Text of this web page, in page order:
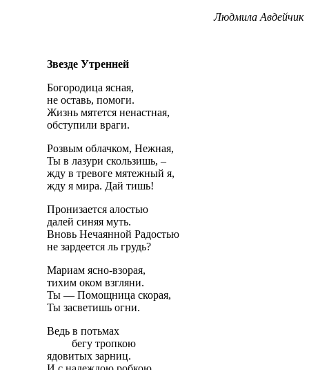
Людмила Авдейчик
Звезде Утренней
Богородица ясная,
не оставь, помоги.
Жизнь мятется ненастная,
обступили враги.
Розвым облачком, Нежная,
Ты в лазури скользишь, –
жду в тревоге мятежный я,
жду я мира. Дай тишь!
Пронизается алостью
далей синяя муть.
Вновь Нечаянной Радостью
не зардеется ль грудь?
Мариам ясно-взорая,
тихим оком взгляни.
Ты — Помощница скорая,
Ты засветишь огни.
Ведь в потьмах
бегу тропкою
ядовитых зарниц.